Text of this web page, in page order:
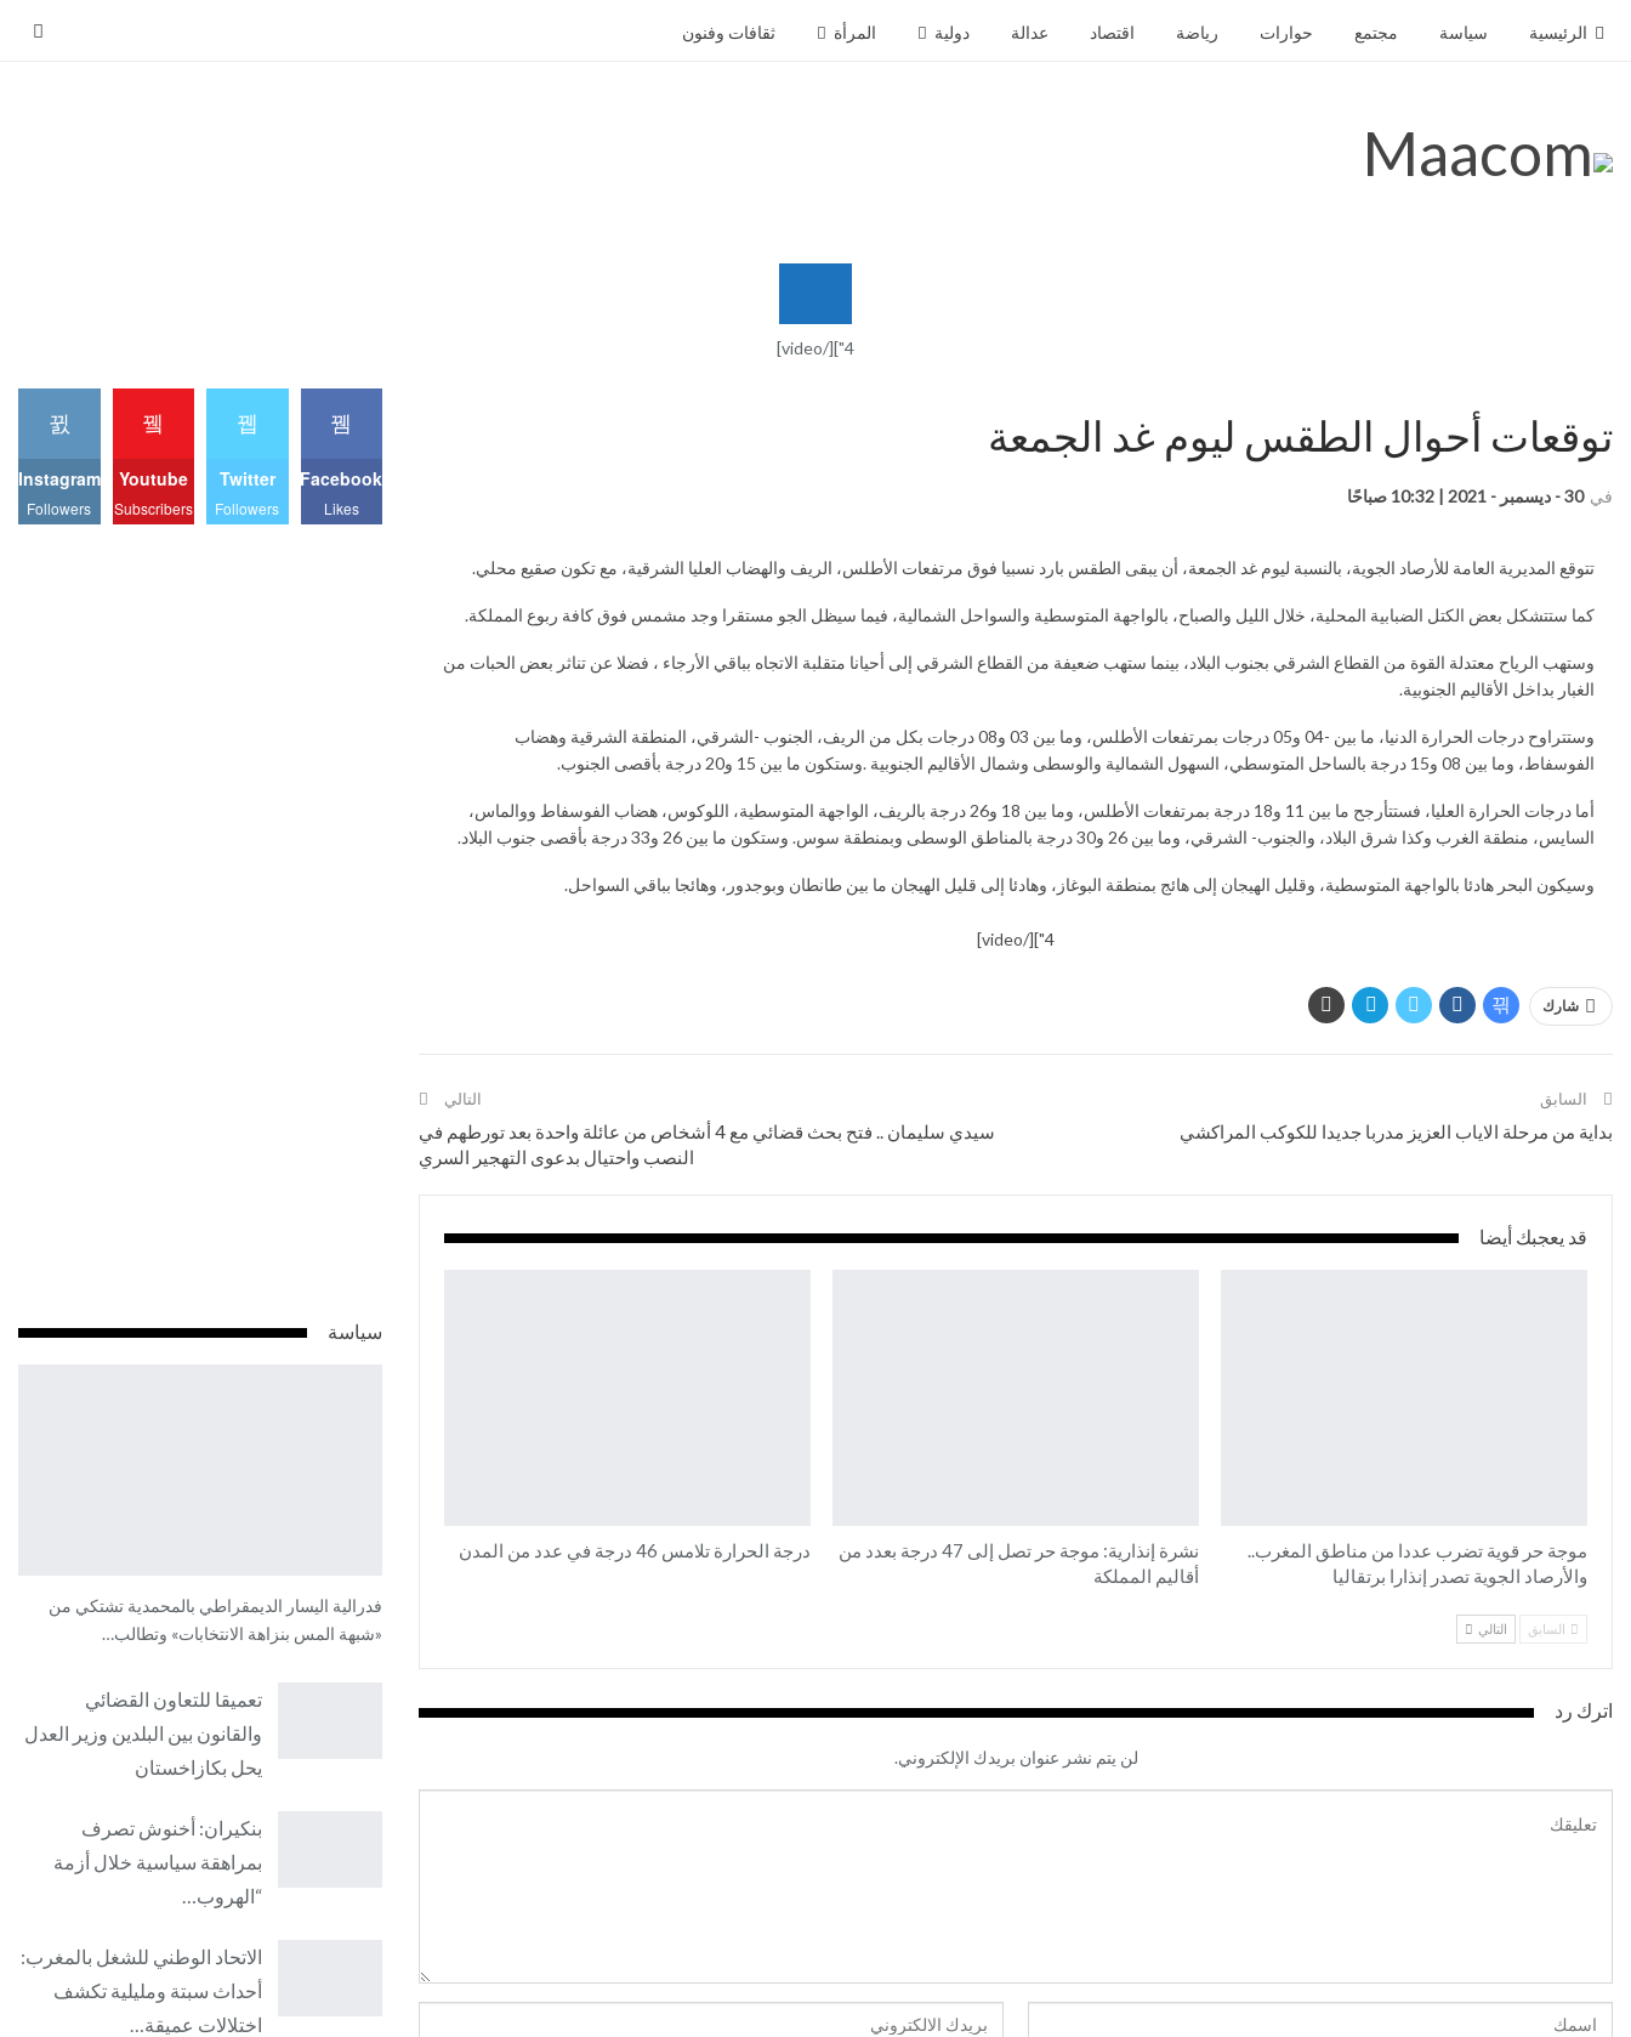
الرئيسية سياسة مجتمع حوارات رياضة اقتصاد عدالة دولية المرأة ثقافات وفنون
الأخبار
4"][/video]
توقعات أحوال الطقس ليوم غد الجمعة
في 30 - ديسمبر - 2021 | 10:32 صباحًا
تتوقع المديرية العامة للأرصاد الجوية، بالنسبة ليوم غد الجمعة، أن يبقى الطقس بارد نسبيا فوق مرتفعات الأطلس، الريف والهضاب العليا الشرقية، مع تكون صقيع محلي.
كما ستتشكل بعض الكتل الضبابية المحلية، خلال الليل والصباح، بالواجهة المتوسطية والسواحل الشمالية، فيما سيظل الجو مستقرا وجد مشمس فوق كافة ربوع المملكة.
وستهب الرياح معتدلة القوة من القطاع الشرقي بجنوب البلاد، بينما ستهب ضعيفة من القطاع الشرقي إلى أحيانا متقلبة الاتجاه بباقي الأرجاء ، فضلا عن تناثر بعض الحبات من
الغبار بداخل الأقاليم الجنوبية.
وستتراوح درجات الحرارة الدنيا، ما بين -04 و05 درجات بمرتفعات الأطلس، وما بين 03 و08 درجات بكل من الريف، الجنوب -الشرقي، المنطقة الشرقية وهضاب
الفوسفاط، وما بين 08 و15 درجة بالساحل المتوسطي، السهول الشمالية والوسطى وشمال الأقاليم الجنوبية .وستكون ما بين 15 و20 درجة بأقصى الجنوب.
أما درجات الحرارة العليا، فستتأرجح ما بين 11 و18 درجة بمرتفعات الأطلس، وما بين 18 و26 درجة بالريف، الواجهة المتوسطية، اللوكوس، هضاب الفوسفاط ووالماس،
السايس، منطقة الغرب وكذا شرق البلاد، والجنوب- الشرقي، وما بين 26 و30 درجة بالمناطق الوسطى وبمنطقة سوس. وستكون ما بين 26 و33 درجة بأقصى جنوب البلاد.
وسيكون البحر هادئا بالواجهة المتوسطية، وقليل الهيجان إلى هائج بمنطقة البوغاز، وهادئا إلى قليل الهيجان ما بين طانطان وبوجدور، وهائجا بباقي السواحل.
4"][/video]
شارك
السابق
بداية من مرحلة الاياب العزيز مدربا جديدا للكوكب المراكشي
التالي
سيدي سليمان .. فتح بحث قضائي مع 4 أشخاص من عائلة واحدة بعد تورطهم في
النصب واحتيال بدعوى التهجير السري
قد يعجبك أيضا
موجة حر قوية تضرب عددا من مناطق المغرب..
والأرصاد الجوية تصدر إنذارا برتقاليا
نشرة إنذارية: موجة حر تصل إلى 47 درجة بعدد من
أقاليم المملكة
درجة الحرارة تلامس 46 درجة في عدد من المدن
السابق التالي
اترك رد
لن يتم نشر عنوان بريدك الإلكتروني.
Facebook
Likes
Twitter
Followers
Youtube
Subscribers
Instagram
Followers
سياسة
فدرالية اليسار الديمقراطي بالمحمدية تشتكي من
«شبهة المس بنزاهة الانتخابات» وتطالب…
تعميقا للتعاون القضائي
والقانون بين البلدين وزير العدل
يحل بكازاخستان
بنكيران: أخنوش تصرف
بمراهقة سياسية خلال أزمة
“الهروب…
الاتحاد الوطني للشغل بالمغرب:
أحداث سبتة ومليلية تكشف
اختلالات عميقة…